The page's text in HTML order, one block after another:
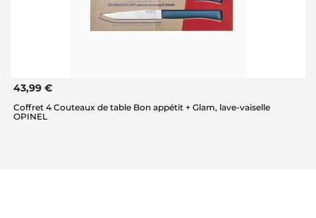
43,99 €
Coffret 4 Couteaux de table Bon appétit + Glam, lave-vaiselle
OPINEL